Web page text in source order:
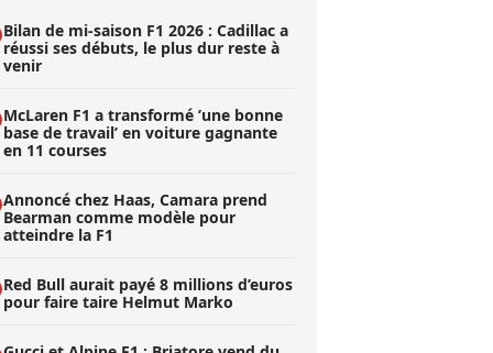
Bilan de mi-saison F1 2026 : Cadillac a
réussi ses débuts, le plus dur reste à
venir
McLaren F1 a transformé ’une bonne
base de travail’ en voiture gagnante
en 11 courses
Annoncé chez Haas, Camara prend
Bearman comme modèle pour
atteindre la F1
Red Bull aurait payé 8 millions d’euros
pour faire taire Helmut Marko